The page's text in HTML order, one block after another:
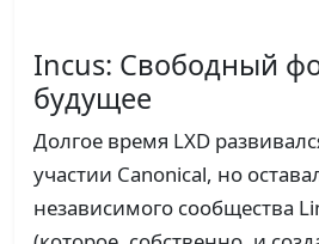
Incus: Свободный
будущее
Долгое время LXD
участии Canonical, но
независимого сообщества